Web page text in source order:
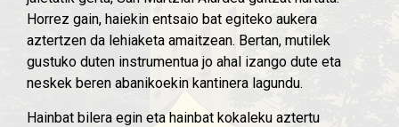
Horrez gain, haiekin entsaio bat egiteko aukera
aztertzen da lehiaketa amaitzean. Bertan, mutilek
gustuko duten instrumentua jo ahal izango dute eta
neskek beren abanikoekin kantinera lagundu.
Hainbat bilera egin eta hainbat kokaleku aztertu